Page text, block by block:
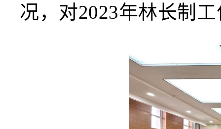
况，对2023年林长制